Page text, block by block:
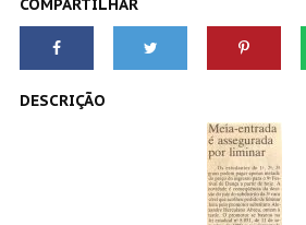
COMPARTILHAR
DESCRIÇÃO